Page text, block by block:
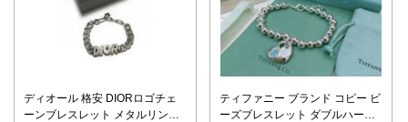
ディオール 格安 DIORロゴチェ
ーンブレスレット メタルリンク
ティファニー ブランド コピー ビ
ーズブレスレット ダブルハート